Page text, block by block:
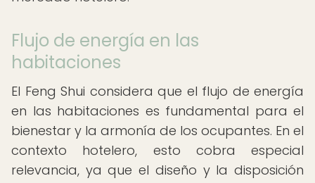
Flujo de energía en las
habitaciones
El Feng Shui considera que el flujo de energía
en las habitaciones es fundamental para el
bienestar y la armonía de los ocupantes. En el
contexto hotelero, esto cobra especial
relevancia, ya que el diseño y la disposición